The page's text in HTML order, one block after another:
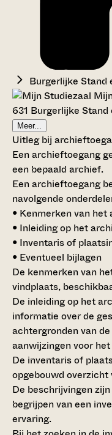
Burgerlijke Stand
631 Burgerlijke
Meer...
Uitleg bij
Een archieftoegang
een bepaald archief.
Een archieftoegang
navolgende
• Kenmerken van het
• Inleiding op het
• Inventaris of
• Eventueel bijlagen
De kenmerken van
vindplaats,
De inleiding op het
informatie over de
achtergronden van
aanwijzingen voor
De inventaris of
opgebouwd
De beschrijvingen
begrijpen van een
ervaring.